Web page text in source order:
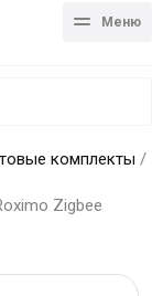
Меню
комплекты /
Zigbee